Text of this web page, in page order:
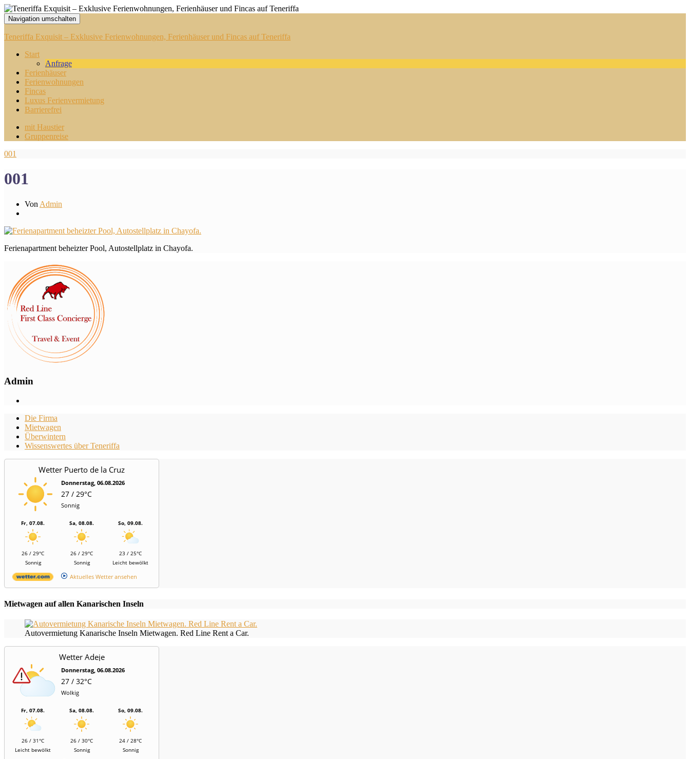
Navigation umschalten
Teneriffa Exquisit – Exklusive Ferienwohnungen, Ferienhäuser und Fincas auf Teneriffa
Start
Anfrage
Ferienhäuser
Ferienwohnungen
Fincas
Luxus Ferienvermietung
Barrierefrei
mit Haustier
Gruppenreise
001
001
Von Admin
Ferienapartment beheizter Pool, Autostellplatz in Chayofa.
Admin
Die Firma
Mietwagen
Überwintern
Wissenswertes über Teneriffa
Wetter Puerto de la Cruz
Donnerstag, 06.08.2026
27 / 29°C
Sonnig
Fr, 07.08.
26 / 29°C
Sonnig
Sa, 08.08.
26 / 29°C
Sonnig
So, 09.08.
23 / 25°C
Leicht bewölkt
Aktuelles Wetter ansehen
Mietwagen auf allen Kanarischen Inseln
Autovermietung Kanarische Inseln Mietwagen. Red Line Rent a Car.
Wetter Adeje
Donnerstag, 06.08.2026
27 / 32°C
Wolkig
Fr, 07.08.
26 / 31°C
Leicht bewölkt
Sa, 08.08.
26 / 30°C
Sonnig
So, 09.08.
24 / 28°C
Sonnig